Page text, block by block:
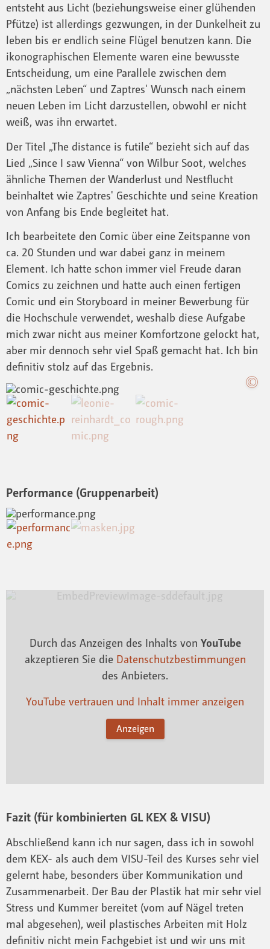
entsteht aus Licht (beziehungsweise einer glühenden
Pfütze) ist allerdings gezwungen, in der Dunkelheit zu
leben bis er endlich seine Flügel benutzen kann. Die
ikonographischen Elemente waren eine bewusste
Entscheidung, um eine Parallele zwischen dem
„nächsten Leben“ und Zaptres' Wunsch nach einem
neuen Leben im Licht darzustellen, obwohl er nicht
weiß, was ihn erwartet.
Der Titel „The distance is futile“ bezieht sich auf das
Lied „Since I saw Vienna“ von Wilbur Soot, welches
ähnliche Themen der Wanderlust und Nestflucht
beinhaltet wie Zaptres' Geschichte und seine Kreation
von Anfang bis Ende begleitet hat.
Ich bearbeitete den Comic über eine Zeitspanne von
ca. 20 Stunden und war dabei ganz in meinem
Element. Ich hatte schon immer viel Freude daran
Comics zu zeichnen und hatte auch einen fertigen
Comic und ein Storyboard in meiner Bewerbung für
die Hochschule verwendet, weshalb diese Aufgabe
mich zwar nicht aus meiner Komfortzone gelockt hat,
aber mir dennoch sehr viel Spaß gemacht hat. Ich bin
definitiv stolz auf das Ergebnis.
Performance (Gruppenarbeit)
Durch das Anzeigen des Inhalts von YouTube
akzeptieren Sie die Datenschutzbestimmungen
des Anbieters.
YouTube vertrauen und Inhalt immer anzeigen
Anzeigen
Fazit (für kombinierten GL KEX & VISU)
Abschließend kann ich nur sagen, dass ich in sowohl
dem KEX- als auch dem VISU-Teil des Kurses sehr viel
gelernt habe, besonders über Kommunikation und
Zusammenarbeit. Der Bau der Plastik hat mir sehr viel
Stress und Kummer bereitet (vom auf Nägel treten
mal abgesehen), weil plastisches Arbeiten mit Holz
definitiv nicht mein Fachgebiet ist und wir uns mit